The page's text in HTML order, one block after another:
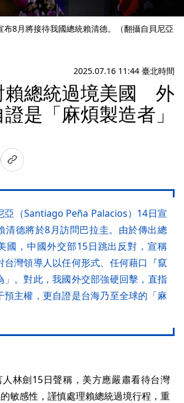
布8月將接待我國總統賴清德。（翻攝自貝尼亞
2025.07.16 11:44 臺北時間
賴總統過境美國 外
是「麻煩製造者」
亞（Santiago Peña Palacios）14日宣
清德將於8月訪問巴拉圭。由於傳出總
國，中國外交部15日跳出反對，宣稱
台灣領導人以任何形式、任何藉口『竄
」。對此，我國外交部強硬回擊，直指
預主權，更自證是台海乃至全球的「麻
林劍15日聲稱，美方應嚴肅看待台灣
敏感性，謹慎處理賴總統過境行程，重